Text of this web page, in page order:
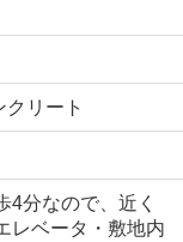
リート
4分なので、近く
レベータ・敷地内